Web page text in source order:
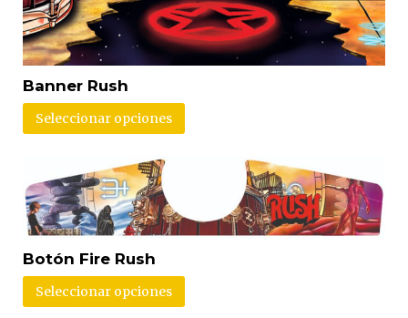
Banner Rush
Seleccionar opciones
Botón Fire Rush
Seleccionar opciones